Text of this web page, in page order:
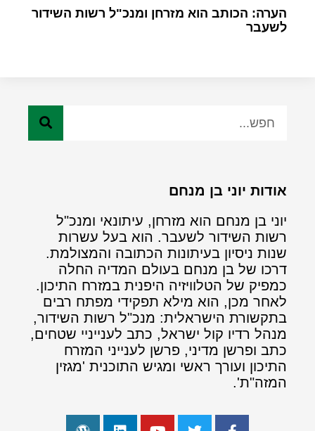
הערה: הכותב הוא מזרחן ומנכ"ל רשות השידור
לשעבר
אודות יוני בן מנחם
יוני בן מנחם הוא מזרחן, עיתונאי ומנכ"ל
רשות השידור לשעבר. הוא בעל עשרות
שנות ניסיון בעיתונות הכתובה והמצולמת.
דרכו של בן מנחם בעולם המדיה החלה
כמפיק של הטלוויזיה היפנית במזרח התיכון.
לאחר מכן, הוא מילא תפקידי מפתח רבים
בתקשורת הישראלית: מנכ"ל רשות השידור,
מנהל רדיו קול ישראל, כתב לענייניי שטחים,
כתב ופרשן מדיני, פרשן לענייני המזרח
התיכון ועורך ראשי ומגיש התוכנית 'מגזין
המזה"ת'.